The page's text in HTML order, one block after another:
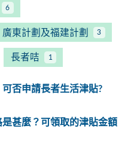
6
廣東計劃及福建計劃 3
長者咭 1
否申請長者生活津貼?
甚麼？可領取的津貼金額